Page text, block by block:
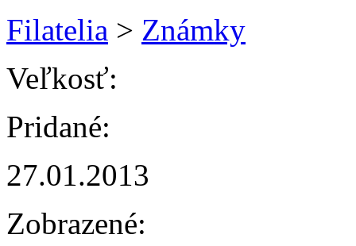
Filatelia > Známky
Veľkosť:
Pridané:
27.01.2013
Zobrazené: